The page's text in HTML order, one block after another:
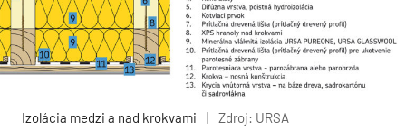
Izolácia medzi a nad krokvami | Zdroj: URSA